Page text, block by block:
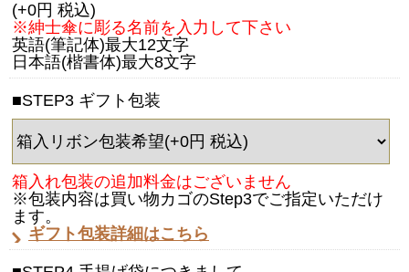
(+0円 税込)
※紳士傘に彫る名前を入力して下さい
英語(筆記体)最大12文字
日本語(楷書体)最大8文字
■STEP3 ギフト包装
箱入れ包装の追加料金はございません
※包装内容は買い物カゴのStep3でご指定いただけ
ます。
ギフト包装詳細はこちら